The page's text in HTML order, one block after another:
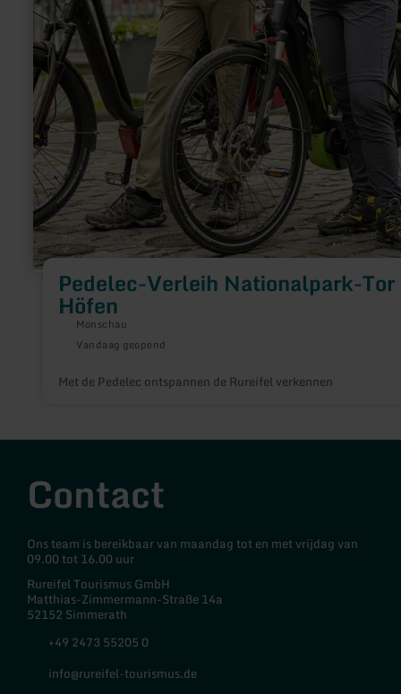
Pedelec-Verleih Nationalpark-Tor
Höfen
Monschau
Vandaag geopend
Met de Pedelec ontspannen de Rureifel verkennen
Contact
Ons team is bereikbaar van maandag tot en met vrijdag van
09.00 tot 16.00 uur
Rureifel Tourismus GmbH
Matthias-Zimmermann-Straße 14a
52152 Simmerath
+49 2473 55205 0
info@rureifel-tourismus.de